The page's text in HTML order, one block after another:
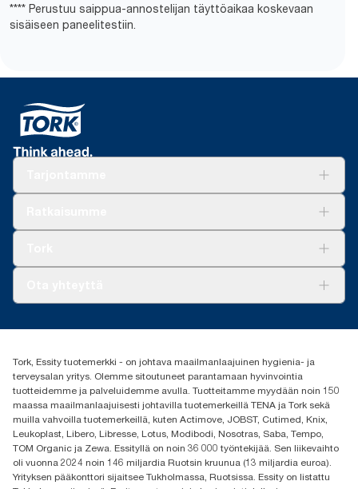
**** Perustuu saippua-annostelijan täyttöaikaa koskevaan
sisäiseen paneelitestiin.
(+358) 9 5068 8222
Oy Essity Finland Ab
Revontulenkuja 1
02100 Espoo
Tork, Essity tuotemerkki - on johtava maailmanlaajuinen hygienia- ja
terveysalan yritys. Olemme sitoutuneet parantamaan hyvinvointia
tuotteidemme ja palveluidemme avulla. Tuotteitamme myydään noin 150
maassa maailmanlaajuisesti johtavilla tuotemerkeillä TENA ja Tork sekä
muilla vahvoilla tuotemerkeillä, kuten Actimove, JOBST, Cutimed, Knix,
Leukoplast, Libero, Libresse, Lotus, Modibodi, Nosotras, Saba, Tempo,
TOM Organic ja Zewa. Essityllä on noin 36 000 työntekijää. Sen liikevaihto
oli vuonna 2024 noin 146 miljardia Ruotsin kruunua (13 miljardia euroa).
Yrityksen pääkonttori sijaitsee Tukholmassa, Ruotsissa. Essity on listattu